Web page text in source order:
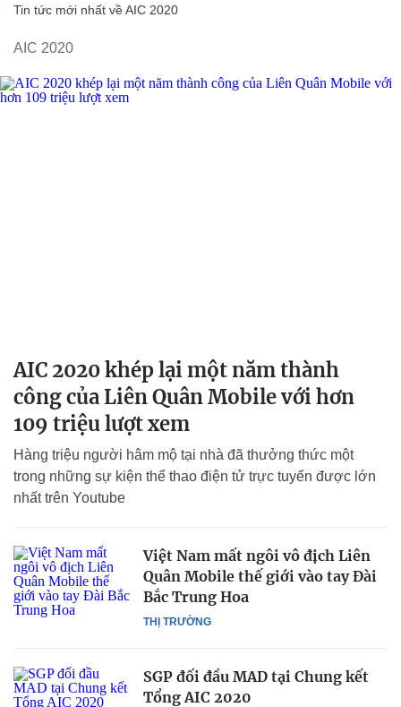
Tin tức mới nhất vềAIC 2020
AIC 2020
AIC 2020 khép lại một năm thành
công của Liên Quân Mobile với hơn
109 triệu lượt xem
Hàng triệu người hâm mộ tại nhà đã thưởng thức một
trong những sự kiện thể thao điện tử trực tuyến được lớn
nhất trên Youtube
THỊ TRƯỜNG
Việt Nam mất ngôi vô địch Liên
Quân Mobile thế giới vào tay Đài
Bắc Trung Hoa
SGP đối đầu MAD tại Chung kết
Tổng AIC 2020